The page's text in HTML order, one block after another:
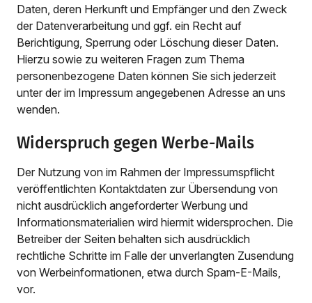
Daten, deren Herkunft und Empfänger und den Zweck
der Datenverarbeitung und ggf. ein Recht auf
Berichtigung, Sperrung oder Löschung dieser Daten.
Hierzu sowie zu weiteren Fragen zum Thema
personenbezogene Daten können Sie sich jederzeit
unter der im Impressum angegebenen Adresse an uns
wenden.
Widerspruch gegen Werbe-Mails
Der Nutzung von im Rahmen der Impressumspflicht
veröffentlichten Kontaktdaten zur Übersendung von
nicht ausdrücklich angeforderter Werbung und
Informationsmaterialien wird hiermit widersprochen. Die
Betreiber der Seiten behalten sich ausdrücklich
rechtliche Schritte im Falle der unverlangten Zusendung
von Werbeinformationen, etwa durch Spam-E-Mails,
vor.